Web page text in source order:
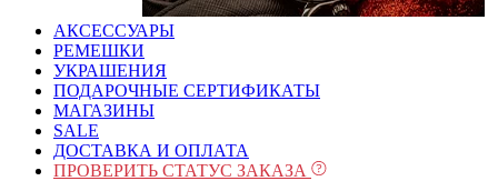
АКСЕССУАРЫ
РЕМЕШКИ
УКРАШЕНИЯ
ПОДАРОЧНЫЕ СЕРТИФИКАТЫ
МАГАЗИНЫ
SALE
ДОСТАВКА И ОПЛАТА
ПРОВЕРИТЬ СТАТУС ЗАКАЗА